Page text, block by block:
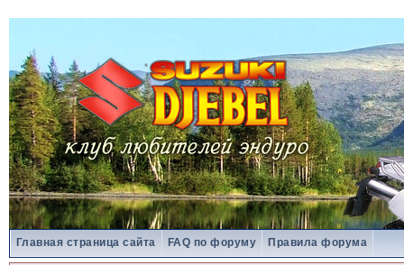
Главная страница сайта FAQ по форуму Правила форума